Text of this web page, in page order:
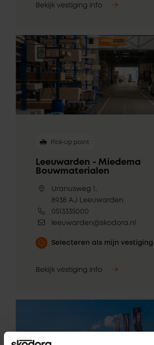
Bekijk vestiging info
Pick-up point
Leeuwarden - Miedema
Bouwmaterialen
Uranusweg 1,
8938 AJ Leeuwarden
0513335000
leeuwarden@skodora.nl
Selecteren als mijn vestiging
Bekijk vestiging info